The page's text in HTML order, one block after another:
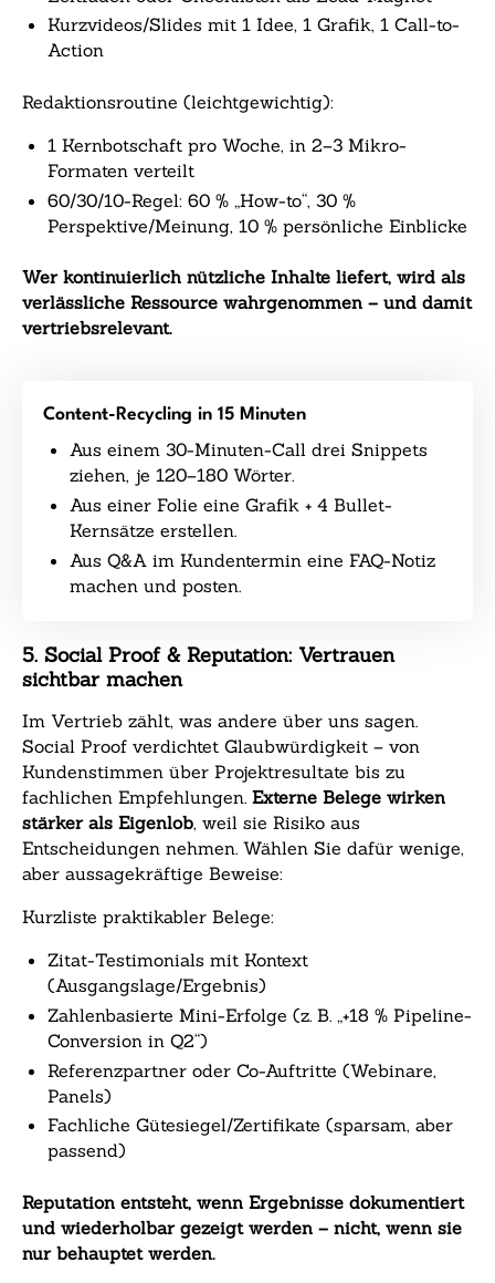
Kurzvideos/Slides mit 1 Idee, 1 Grafik, 1 Call-to-
Action
Redaktionsroutine (leichtgewichtig):
1 Kernbotschaft pro Woche, in 2–3 Mikro-
Formaten verteilt
60/30/10-Regel: 60 % „How-to“, 30 %
Perspektive/Meinung, 10 % persönliche Einblicke
Wer kontinuierlich nützliche Inhalte liefert, wird als
verlässliche Ressource wahrgenommen – und damit
vertriebsrelevant.
Content-Recycling in 15 Minuten
Aus einem 30-Minuten-Call drei Snippets
ziehen, je 120–180 Wörter.
Aus einer Folie eine Grafik + 4 Bullet-
Kernsätze erstellen.
Aus Q&A im Kundentermin eine FAQ-Notiz
machen und posten.
5. Social Proof & Reputation: Vertrauen
sichtbar machen
Im Vertrieb zählt, was andere über uns sagen.
Social Proof verdichtet Glaubwürdigkeit – von
Kundenstimmen über Projektresultate bis zu
fachlichen Empfehlungen. Externe Belege wirken
stärker als Eigenlob, weil sie Risiko aus
Entscheidungen nehmen. Wählen Sie dafür wenige,
aber aussagekräftige Beweise:
Kurzliste praktikabler Belege:
Zitat-Testimonials mit Kontext
(Ausgangslage/Ergebnis)
Zahlenbasierte Mini-Erfolge (z. B. „+18 % Pipeline-
Conversion in Q2“)
Referenzpartner oder Co-Auftritte (Webinare,
Panels)
Fachliche Gütesiegel/Zertifikate (sparsam, aber
passend)
Reputation entsteht, wenn Ergebnisse dokumentiert
und wiederholbar gezeigt werden – nicht, wenn sie
nur behauptet werden.